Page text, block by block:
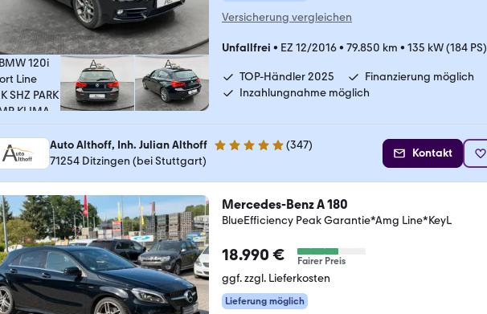
Versicherung vergleichen
Unfallfrei • EZ 12/2016• 79.850 km • 135 kW (184 PS)
TOP-Händler 2025
Finanzierung möglich
Inzahlungnahme möglich
Auto Althoff, Inh. Julian Althoff 4.8 Sterne (347)
71254 Ditzingen (bei Stuttgart)
Kontakt
Mercedes-Benz A 180
BlueEfficiency Peak Garantie*Amg Line*KeyL
18.990 € Fairer Preis
ggf. zzgl. Lieferkosten
Lieferung möglich